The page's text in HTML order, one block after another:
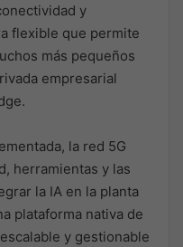
y
flexible que permite
más pequeños
empresarial
la red 5G
herramientas y las
la IA en la planta
plataforma nativa de
y gestionable